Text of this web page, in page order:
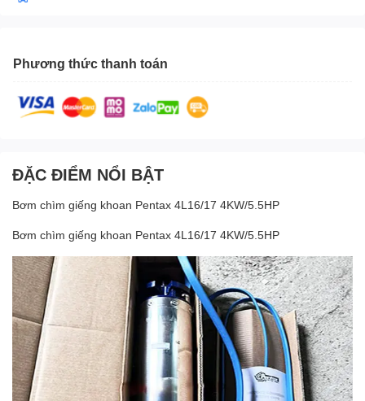
Phương thức thanh toán
ĐẶC ĐIỂM NỔI BẬT
Bơm chìm giếng khoan Pentax 4L16/17 4KW/5.5HP
Bơm chìm giếng khoan Pentax 4L16/17 4KW/5.5HP